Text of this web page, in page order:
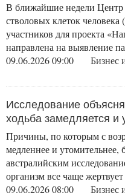
В ближайшие недели Центр
стволовых клеток
участников для проекта
направлена на выявление
09.06.2026 09:00 Бизнес
Исследование
ходьба замедляется и
Причины, по которым с
медленнее и
австралийским
организм все чаще жертвует
09.06.2026 08:00 Бизнес